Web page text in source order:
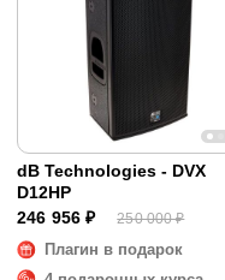
dB Technologies - DVX
D12HP
246 956 ₽
250 000 ₽
Плагин в подарок